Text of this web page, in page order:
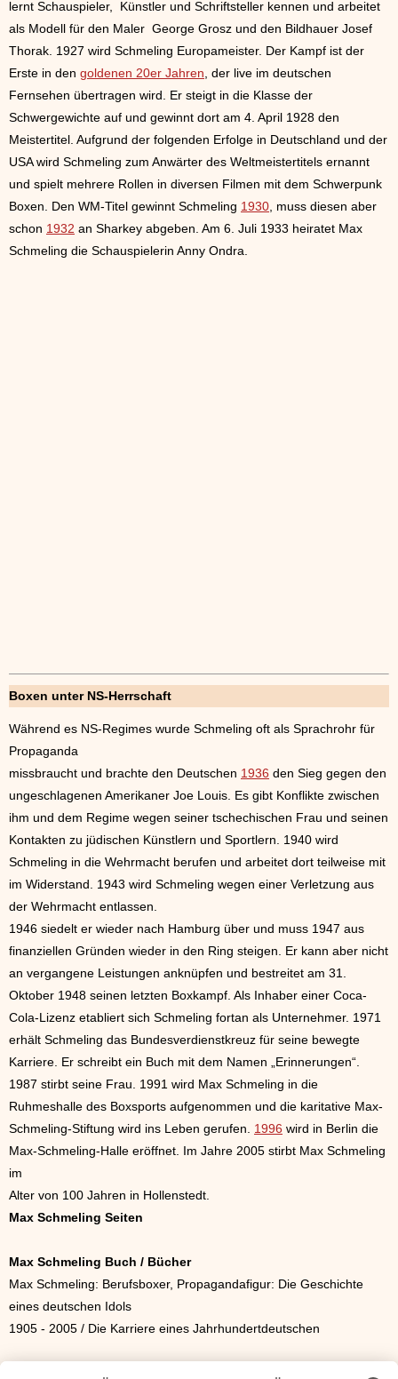
lernt Schauspieler, Künstler und Schriftsteller kennen und arbeitet
als Modell für den Maler George Grosz und den Bildhauer Josef
Thorak. 1927 wird Schmeling Europameister. Der Kampf ist der
Erste in den goldenen 20er Jahren, der live im deutschen
Fernsehen übertragen wird. Er steigt in die Klasse der
Schwergewichte auf und gewinnt dort am 4. April 1928 den
Meistertitel. Aufgrund der folgenden Erfolge in Deutschland und der
USA wird Schmeling zum Anwärter des Weltmeistertitels ernannt
und spielt mehrere Rollen in diversen Filmen mit dem Schwerpunk
Boxen. Den WM-Titel gewinnt Schmeling 1930, muss diesen aber
schon 1932 an Sharkey abgeben. Am 6. Juli 1933 heiratet Max
Schmeling die Schauspielerin Anny Ondra.
Boxen unter NS-Herrschaft
Während es NS-Regimes wurde Schmeling oft als Sprachrohr für
Propaganda
missbraucht und brachte den Deutschen 1936 den Sieg gegen den
ungeschlagenen Amerikaner Joe Louis. Es gibt Konflikte zwischen
ihm und dem Regime wegen seiner tschechischen Frau und seinen
Kontakten zu jüdischen Künstlern und Sportlern. 1940 wird
Schmeling in die Wehrmacht berufen und arbeitet dort teilweise mit
im Widerstand. 1943 wird Schmeling wegen einer Verletzung aus
der Wehrmacht entlassen.
1946 siedelt er wieder nach Hamburg über und muss 1947 aus
finanziellen Gründen wieder in den Ring steigen. Er kann aber nicht
an vergangene Leistungen anknüpfen und bestreitet am 31.
Oktober 1948 seinen letzten Boxkampf. Als Inhaber einer Coca-
Cola-Lizenz etabliert sich Schmeling fortan als Unternehmer. 1971
erhält Schmeling das Bundesverdienstkreuz für seine bewegte
Karriere. Er schreibt ein Buch mit dem Namen „Erinnerungen“.
1987 stirbt seine Frau. 1991 wird Max Schmeling in die
Ruhmeshalle des Boxsports aufgenommen und die karitative Max-
Schmeling-Stiftung wird ins Leben gerufen. 1996 wird in Berlin die
Max-Schmeling-Halle eröffnet. Im Jahre 2005 stirbt Max Schmeling
im
Alter von 100 Jahren in Hollenstedt.
Max Schmeling Seiten
Max Schmeling Buch / Bücher
Max Schmeling: Berufsboxer, Propagandafigur: Die Geschichte
eines deutschen Idols
1905 - 2005 / Die Karriere eines Jahrhundertdeutschen